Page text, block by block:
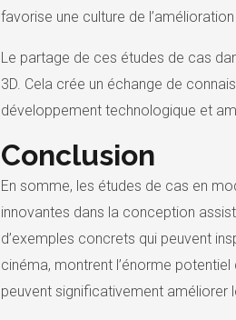
favorise une culture de
Le partage de ces études de cas
3D. Cela crée un échange de
développement technologique et
Conclusion
En somme, les études de cas en
innovantes dans la conception
d’exemples concrets qui peuvent
cinéma, montrent l’énorme
peuvent significativement améliorer